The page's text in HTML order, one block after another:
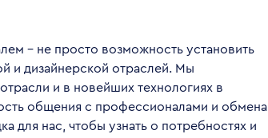
– не просто возможность установить
и дизайнерской отраслей. Мы
и в новейших технологиях в
общения с профессионалами и обмена
для нас, чтобы узнать о потребностях и